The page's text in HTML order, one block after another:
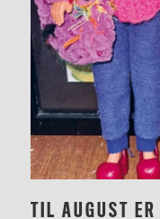
TIL AUGUST ER